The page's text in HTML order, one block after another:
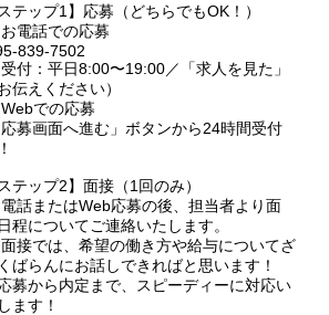
ステップ1】応募（どちらでもOK！）
お電話での応募
839-7502
受付：平日8:00〜19:00／「求人を見た」
伝えください）
Webでの応募
応募画面へ進む」ボタンから24時間受付
ステップ2】面接（1回のみ）
話またはWeb応募の後、担当者より面
程についてご連絡いたします。
接では、希望の働き方や給与についてざ
ばらんにお話しできればと思います！
募から内定まで、スピーディーに対応い
ます！